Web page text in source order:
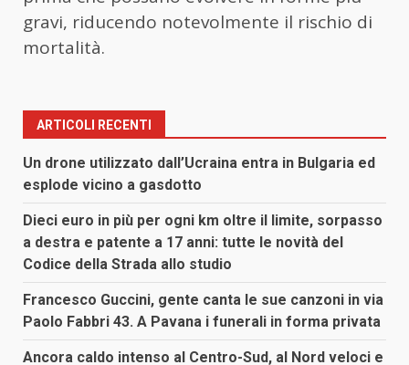
gravi, riducendo notevolmente il rischio di
mortalità.
ARTICOLI RECENTI
Un drone utilizzato dall’Ucraina entra in Bulgaria ed
esplode vicino a gasdotto
Dieci euro in più per ogni km oltre il limite, sorpasso
a destra e patente a 17 anni: tutte le novità del
Codice della Strada allo studio
Francesco Guccini, gente canta le sue canzoni in via
Paolo Fabbri 43. A Pavana i funerali in forma privata
Ancora caldo intenso al Centro-Sud, al Nord veloci e